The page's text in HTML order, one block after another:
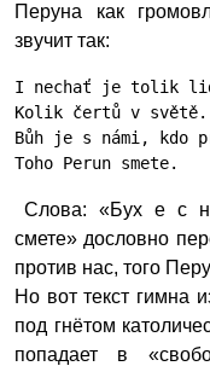
Перуна как
звучит так:
I nechať je tolik
Kolik čertů v světě.
Bůh je s námi, kdo
Toho Perun smete.
Слова: «Бух е с
смете» дословно
против нас, того
Но вот текст гимна
под гнётом
попадает в